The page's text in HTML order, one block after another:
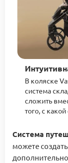
В коляске
система
сложить
того, с
Система
можете